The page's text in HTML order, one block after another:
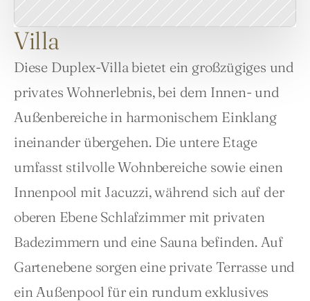
Villa
Diese Duplex-Villa bietet ein großzügiges und
privates Wohnerlebnis, bei dem Innen- und
Außenbereiche in harmonischem Einklang
ineinander übergehen. Die untere Etage
umfasst stilvolle Wohnbereiche sowie einen
Innenpool mit Jacuzzi, während sich auf der
oberen Ebene Schlafzimmer mit privaten
Badezimmern und eine Sauna befinden. Auf
Gartenebene sorgen eine private Terrasse und
ein Außenpool für ein rundum exklusives